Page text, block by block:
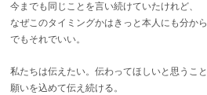
今までも同じことを言い続けていたけれど、
なぜこのタイミングかはきっと本人にも分から
でもそれでいい。
私たちは伝えたい。伝わってほしいと思うこ
願いを込めて伝え続ける。